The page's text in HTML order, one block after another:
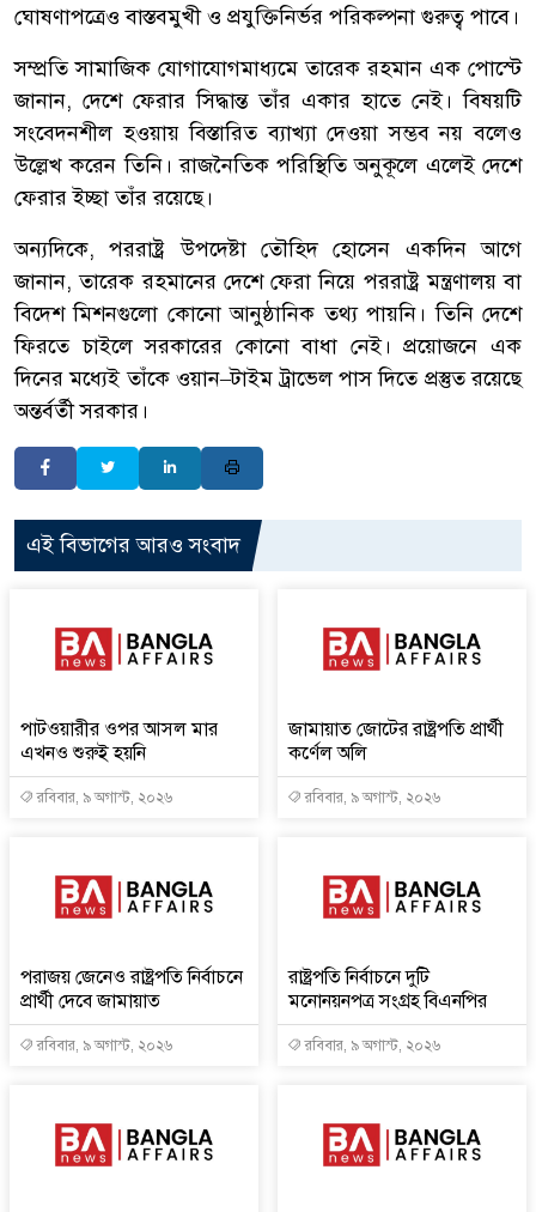
ঘোষণাপত্রেও বাস্তবমুখী ও প্রযুক্তিনির্ভর পরিকল্পনা গুরুত্ব পাবে।
সম্প্রতি সামাজিক যোগাযোগমাধ্যমে তারেক রহমান এক পোস্টে
জানান, দেশে ফেরার সিদ্ধান্ত তাঁর একার হাতে নেই। বিষয়টি
সংবেদনশীল হওয়ায় বিস্তারিত ব্যাখ্যা দেওয়া সম্ভব নয় বলেও
উল্লেখ করেন তিনি। রাজনৈতিক পরিস্থিতি অনুকূলে এলেই দেশে
ফেরার ইচ্ছা তাঁর রয়েছে।
অন্যদিকে, পররাষ্ট্র উপদেষ্টা তৌহিদ হোসেন একদিন আগে
জানান, তারেক রহমানের দেশে ফেরা নিয়ে পররাষ্ট্র মন্ত্রণালয় বা
বিদেশ মিশনগুলো কোনো আনুষ্ঠানিক তথ্য পায়নি। তিনি দেশে
ফিরতে চাইলে সরকারের কোনো বাধা নেই। প্রয়োজনে এক
দিনের মধ্যেই তাঁকে ওয়ান–টাইম ট্রাভেল পাস দিতে প্রস্তুত রয়েছে
অন্তর্বর্তী সরকার।
এই বিভাগের আরও সংবাদ
পাটওয়ারীর ওপর আসল মার
এখনও শুরুই হয়নি
রবিবার, ৯ অগাস্ট, ২০২৬
জামায়াত জোটের রাষ্ট্রপতি প্রার্থী
কর্ণেল অলি
রবিবার, ৯ অগাস্ট, ২০২৬
পরাজয় জেনেও রাষ্ট্রপতি নির্বাচনে
প্রার্থী দেবে জামায়াত
রবিবার, ৯ অগাস্ট, ২০২৬
রাষ্ট্রপতি নির্বাচনে দুটি
মনোনয়নপত্র সংগ্রহ বিএনপির
রবিবার, ৯ অগাস্ট, ২০২৬